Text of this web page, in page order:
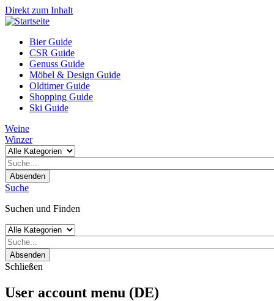
Direkt zum Inhalt
Bier Guide
CSR Guide
Genuss Guide
Möbel & Design Guide
Oldtimer Guide
Shopping Guide
Ski Guide
Weine
Winzer
Absenden
Suche
Suchen und Finden
Absenden
Schließen
User account menu (DE)